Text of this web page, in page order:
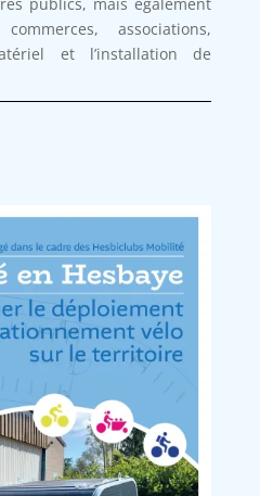
publics, mais également
associations,
et l’installation de